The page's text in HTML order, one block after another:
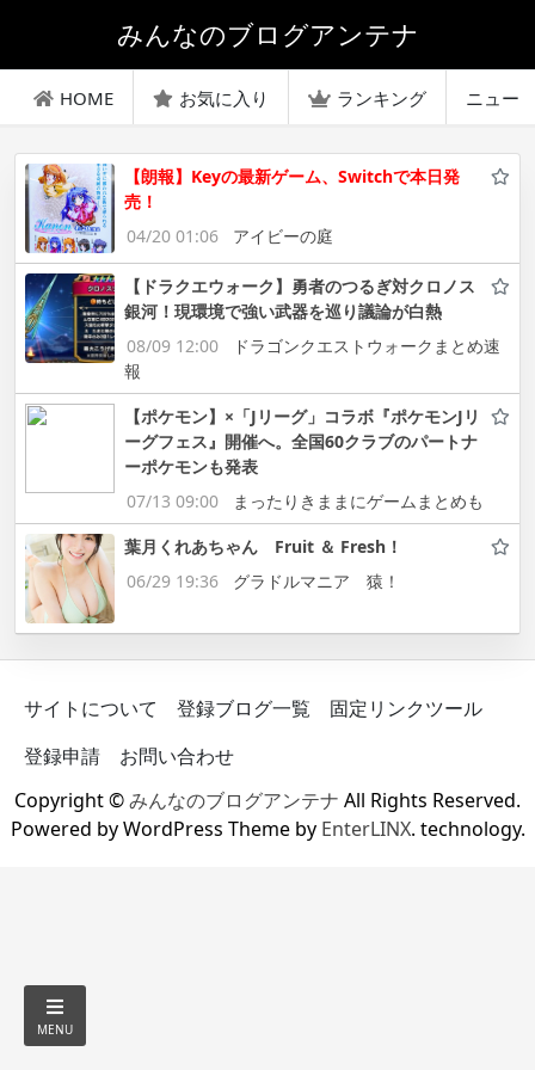
みんなのブログアンテナ
HOME お気に入り ランキング ニュー
【朗報】Keyの最新ゲーム、Switchで本日発
売！
04/20 01:06
アイビーの庭
【ドラクエウォーク】勇者のつるぎ対クロノス
銀河！現環境で強い武器を巡り議論が白熱
08/09 12:00
ドラゴンクエストウォークまとめ速
報
【ポケモン】×「Jリーグ」コラボ『ポケモンJリ
ーグフェス』開催へ。全国60クラブのパートナ
ーポケモンも発表
07/13 09:00
まったりきままにゲームまとめも
葉月くれあちゃん Fruit ＆ Fresh！
06/29 19:36
グラドルマニア 猿！
サイトについて 登録ブログ一覧
固定リンクツール
登録申請
お問い合わせ
Copyright ©みんなのブログアンテナ All Rights Reserved.
Powered by WordPress Theme by EnterLINX. technology.
MENU